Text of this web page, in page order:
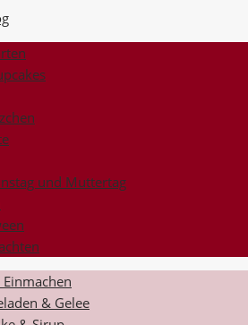
und Muttertag
& Gelee